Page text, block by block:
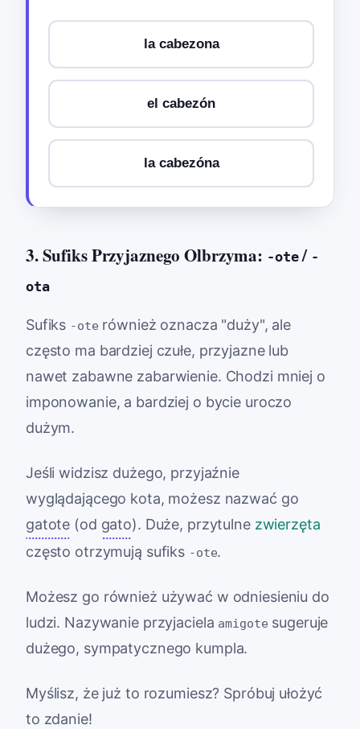
la cabezona
el cabezón
la cabezóna
3. Sufiks Przyjaznego Olbrzyma: -ote/ -
ota
Sufiks -ote również oznacza "duży", ale
często ma bardziej czułe, przyjazne lub
nawet zabawne zabarwienie. Chodzi mniej o
imponowanie, a bardziej o bycie uroczo
dużym.
Jeśli widzisz dużego, przyjaźnie
wyglądającego kota, możesz nazwać go
gatote (od gato). Duże, przytulne zwierzęta
często otrzymują sufiks -ote.
Możesz go również używać w odniesieniu do
ludzi. Nazywanie przyjaciela amigote sugeruje
dużego, sympatycznego kumpla.
Myślisz, że już to rozumiesz? Spróbuj ułożyć
to zdanie!